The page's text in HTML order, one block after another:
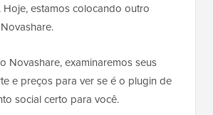
Hoje, estamos colocando outro
Novashare, examinaremos seus
e preços para ver se é o plugin de
social certo para você.